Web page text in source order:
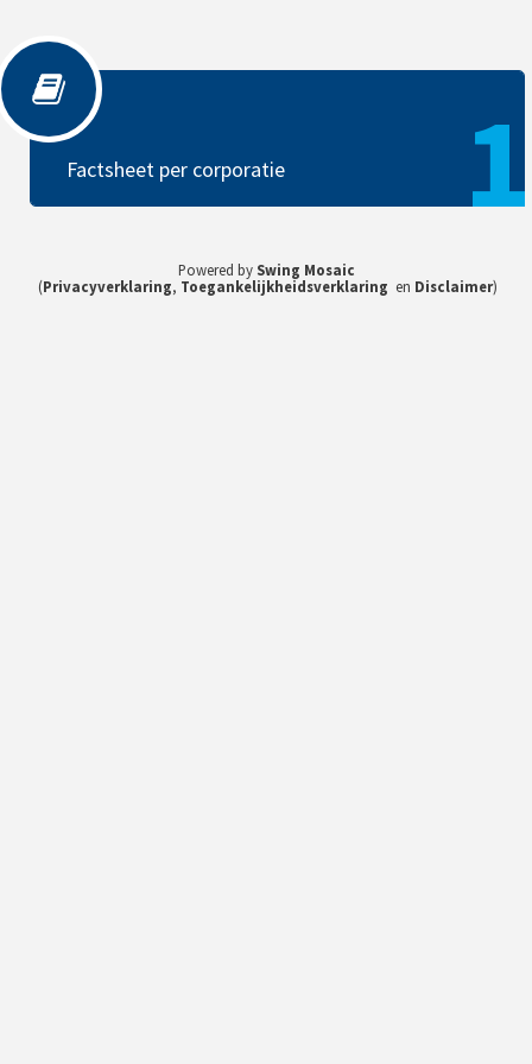
Factsheet per corporatie
Factsheet per corporatie 1
Powered by Swing Mosaic
(Privacyverklaring, Toegankelijkheidsverklaring en Disclaimer)